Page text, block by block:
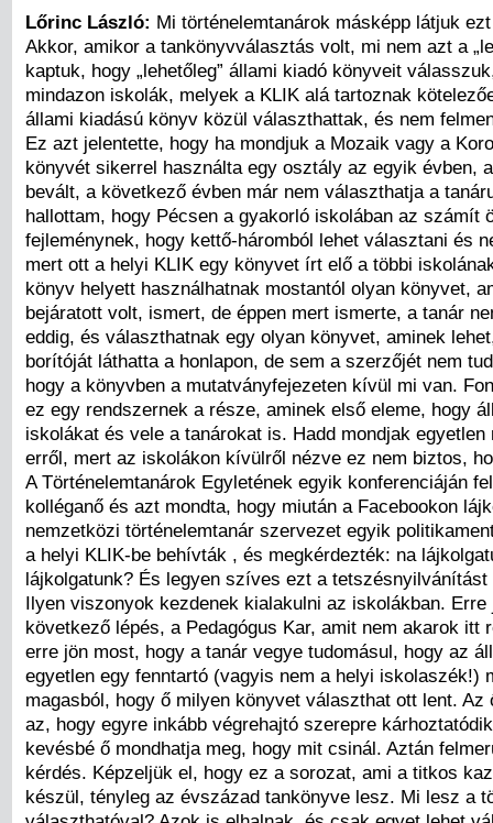
Lőrinc László: Mi történelemtanárok másképp látjuk
Akkor, amikor a tankönyvválasztás volt, mi nem azt a
kaptuk, hogy „lehetőleg” állami kiadó könyveit
mindazon iskolák, melyek a KLIK alá tartoznak
állami kiadású könyv közül választhattak, és nem
Ez azt jelentette, hogy ha mondjuk a Mozaik vagy a
könyvét sikerrel használta egy osztály az egyik évben,
bevált, a következő évben már nem választhatja a
hallottam, hogy Pécsen a gyakorló iskolában az számít
fejleménynek, hogy kettő-háromból lehet választani és
mert ott a helyi KLIK egy könyvet írt elő a többi
könyv helyett használhatnak mostantól olyan könyvet,
bejáratott volt, ismert, de éppen mert ismerte, a tanár
eddig, és választhatnak egy olyan könyvet, aminek
borítóját láthatta a honlapon, de sem a szerzőjét nem
hogy a könyvben a mutatványfejezeten kívül mi van.
ez egy rendszernek a része, aminek első eleme, hogy
iskolákat és vele a tanárokat is. Hadd mondjak egyetlen
erről, mert az iskolákon kívülről nézve ez nem biztos,
A Történelemtanárok Egyletének egyik konferenciáján
kolléganő és azt mondta, hogy miután a Facebookon
nemzetközi történelemtanár szervezet egyik
a helyi KLIK-be behívták , és megkérdezték: na
lájkolgatunk? És legyen szíves ezt a
Ilyen viszonyok kezdenek kialakulni az iskolákban. Erre
következő lépés, a Pedagógus Kar, amit nem akarok itt
erre jön most, hogy a tanár vegye tudomásul, hogy az
egyetlen egy fenntartó (vagyis nem a helyi iskolaszék!)
magasból, hogy ő milyen könyvet választhat ott lent. Az
az, hogy egyre inkább végrehajtó szerepre
kevésbé ő mondhatja meg, hogy mit csinál. Aztán
kérdés. Képzeljük el, hogy ez a sorozat, ami a titkos
készül, tényleg az évszázad tankönyve lesz. Mi lesz a